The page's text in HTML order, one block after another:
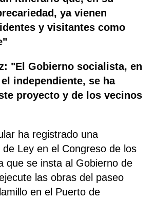
ya vienen
y visitantes como
"El Gobierno socialista, en
independiente, se ha
proyecto y de los vecinos
ha registrado una
de Ley en el Congreso de los
que se insta al Gobierno de
las obras del paseo
en el Puerto de